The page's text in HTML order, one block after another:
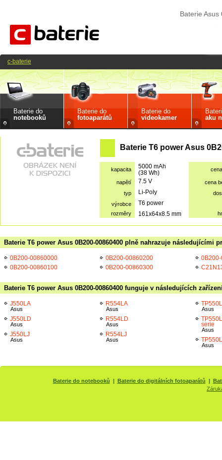
Baterie
Baterie do
notebooků
Baterie do
fotoaparátů
Baterie do
videokamer
aku
Baterie T6 power Asus
kapacita
5000 mAh
(38 Wh)
napětí 7.5 V
cena
typ
Li-Poly
výrobce
T6 power
rozměry 161x64x8.5 mm
Baterie T6 power Asus 0B200-00860400 plně nahrazuje následujícími
0B200-00860000
0B200-00860100
0B200-00860200
0B200-00860300
Baterie T6 power Asus 0B200-00860400 funguje v následujících
J550LA
Asus
J550LD
Asus
J550LJ
Asus
R554LA
Asus
R554LD
Asus
R554LJ
Asus
Asus
serie
Asus
Asus
c-baterie
Baterie do notebooků | Baterie do digitálních fotoaparátů |